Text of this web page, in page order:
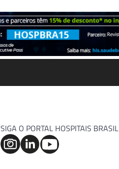
SIGA O PORTAL HOSPITAIS BRASIL